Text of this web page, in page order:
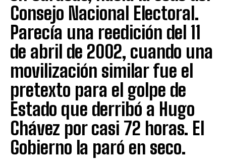
Consejo Nacional Electoral.
Parecía una reedición del 11
de abril de 2002, cuando una
movilización similar fue el
pretexto para el golpe de
Estado que derribó a Hugo
Chávez por casi 72 horas. El
Gobierno la paró en seco.